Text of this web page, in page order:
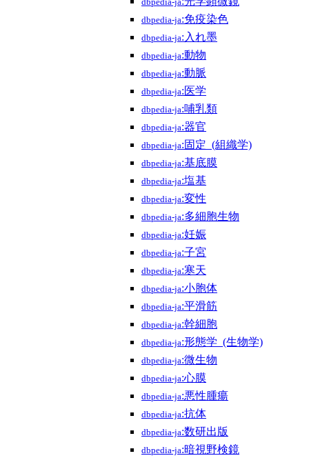
dbpedia-ja
dbpedia-ja:免疫染色
dbpedia-ja:入れ墨
dbpedia-ja:動物
dbpedia-ja:動脈
dbpedia-ja:医学
dbpedia-ja:哺乳類
dbpedia-ja:器官
dbpedia-ja:固定_(組織学)
dbpedia-ja:基底膜
dbpedia-ja:塩基
dbpedia-ja:変性
dbpedia-ja:多細胞生物
dbpedia-ja:妊娠
dbpedia-ja:子宮
dbpedia-ja:寒天
dbpedia-ja:小胞体
dbpedia-ja:平滑筋
dbpedia-ja:幹細胞
dbpedia-ja:形態学_(生物学)
dbpedia-ja:微生物
dbpedia-ja:心膜
dbpedia-ja:悪性腫瘍
dbpedia-ja:抗体
dbpedia-ja:数研出版
dbpedia-ja:暗視野検鏡